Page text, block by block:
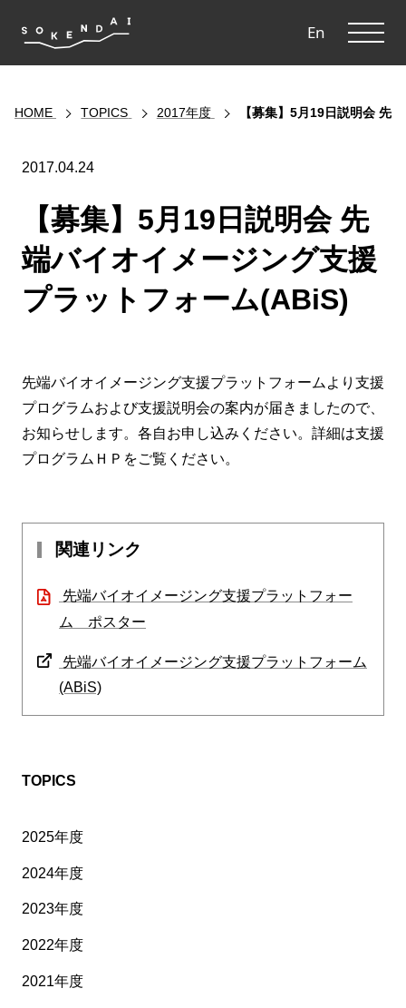
En
HOME TOPICS 2017年度 【募集】5月19日説明会 先
2017.04.24
【募集】5月19日説明会 先
端バイオイメージング支援
プラットフォーム(ABiS)
先端バイオイメージング支援プラットフォームより支援
プログラムおよび支援説明会の案内が届きましたので、
お知らせします。各自お申し込みください。詳細は支援
プログラムＨＰをご覧ください。
関連リンク
先端バイオイメージング支援プラットフォー
ム ポスター
先端バイオイメージング支援プラットフォーム
(ABiS)
TOPICS
2025年度
2024年度
2023年度
2022年度
2021年度